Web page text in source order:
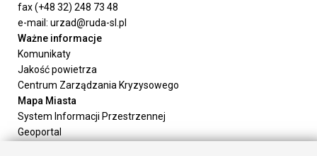
fax (+48 32) 248 73 48
e-mail: urzad@ruda-sl.pl
Ważne informacje
Komunikaty
Jakość powietrza
Centrum Zarządzania Kryzysowego
Mapa Miasta
System Informacji Przestrzennej
Geoportal